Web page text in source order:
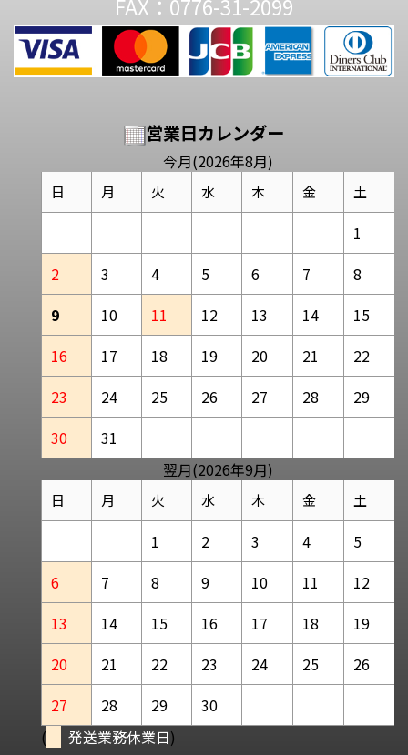
FAX：0776-31-2099
営業日カレンダー
今月(2026年8月)
日 月 火 水 木 金 土
1
2
3 4 5 6 7
8
9
10 11 12 13 14
15
16
17 18 19 20 21
22
23
24 25 26 27 28
29
30
31
翌月(2026年9月)
日 月 火 水 木 金 土
1 2 3 4
5
6
7 8 9 10 11
12
13
14 15 16 17 18
19
20
21 22 23 24 25
26
27
28 29
30
(
発送業務休業日)